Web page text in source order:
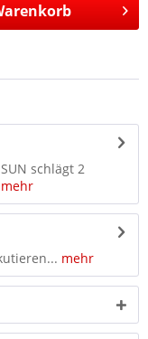
schlägt 2
mehr
mehr